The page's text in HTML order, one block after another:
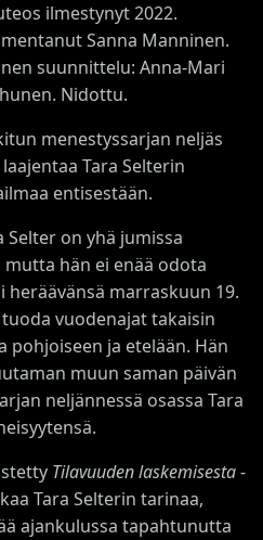
ilmestynyt 2022.
Sanna Manninen.
suunnittelu: Anna-Mari
Nidottu.
menestyssarjan neljäs
Tara Selterin
entisestään.
Selter on yhä jumissa
hän ei enää odota
heräävänsä marraskuun 19.
vuodenajat takaisin
pohjoiseen ja etelään. Hän
muun saman päivän
neljännessä osassa Tara
Tilavuuden laskemisesta-
Tara Selterin tarinaa,
ajankulussa tapahtunutta